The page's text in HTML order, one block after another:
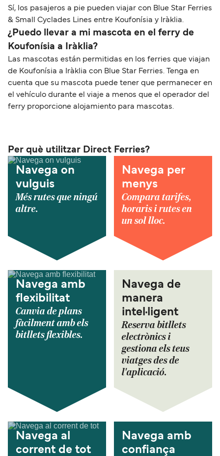
Sí, los pasajeros a pie pueden viajar con Blue Star Ferries
& Small Cyclades Lines entre Koufonísia y Iràklia.
¿Puedo llevar a mi mascota en el ferry de
Koufonísia a Iràklia?
Las mascotas están permitidas en los ferries que viajan
de Koufonísia a Iràklia con Blue Star Ferries. Tenga en
cuenta que su mascota puede tener que permanecer en
el vehículo durante el viaje a menos que el operador del
ferry proporcione alojamiento para mascotas.
Per què utilitzar Direct Ferries?
Navega on
vulguis
Més rutes que ningú
altre.
Navega per
menys
Compara tarifes,
horaris i rutes en
un sol lloc.
Navega amb
flexibilitat
Canvia de plans
fàcilment amb els
bitllets flexibles.
Navega de
manera
intel·ligent
Reserva bitllets
electrònics i
gestiona els teus
viatges des de
l'aplicació.
Navega al
corrent de tot
Navega amb
confiança